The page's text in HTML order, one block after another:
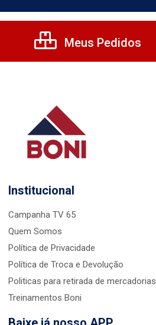
Meus Pedidos
Institucional
Campanha TV 65
Quem Somos
Política de Privacidade
Política de Troca e Devolução
Politicas para retirada de mercadorias
Treinamentos Boni